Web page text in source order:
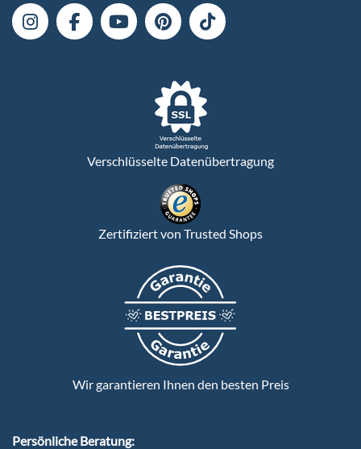
Verschlüsselte Datenübertragung
Zertifiziert von Trusted Shops
Wir garantieren Ihnen den besten Preis
Persönliche Beratung: